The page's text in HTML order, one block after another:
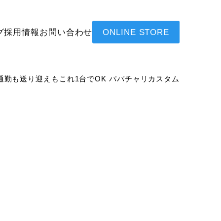
採用情報 お問い合わせ ONLINE STORE
も送り迎えもこれ1台でOK パパチャリカスタム